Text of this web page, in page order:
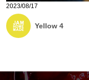
2023/08/17
Yellow 4